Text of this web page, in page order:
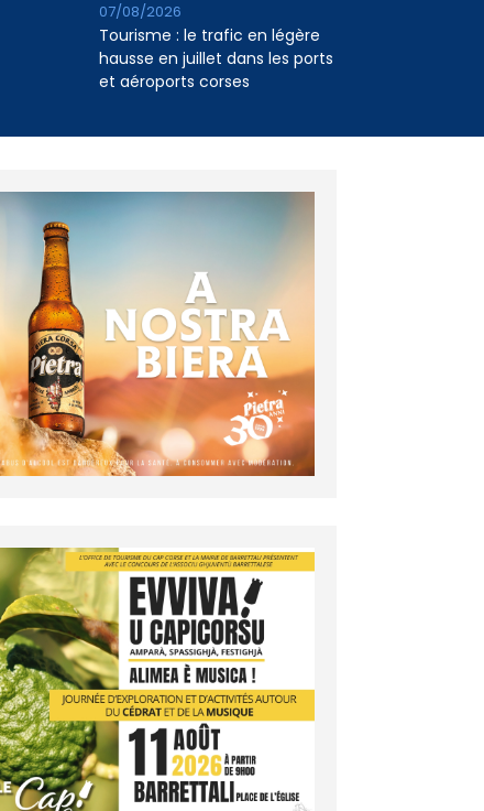
Tourisme : le trafic en légère
hausse en juillet dans les ports
et aéroports corses
07/08/2026